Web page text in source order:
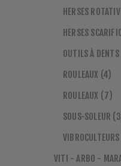
HERSES
HERSES
OUTILS À
ROULEAUX (4)
ROULEAUX (7)
SOUS-SOLEUR
VITI - ARBO -